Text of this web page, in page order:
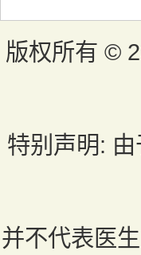
版权所有 ©
特别声明:
并不代表医